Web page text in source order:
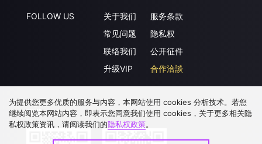
FOLLOW US
关于我们
常见问题
联络我们
升级VIP
服务条款
隐私权
公开征件
合作洽談
下载 APP
为提供您更多优质的服务与内容，本网站使用 cookies 分析技术。若您
继续阅览本网站内容，即表示您同意我们使用 cookies，关于更多相关隐
私权政策资讯，请阅读我们的隐私权政策。